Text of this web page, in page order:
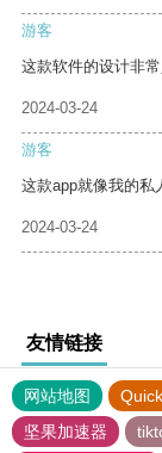
游客
这款软件的设计非
2024-03-24
游客
这款app就像我的私
2024-03-24
友情链接
网站地图
坚果加速器